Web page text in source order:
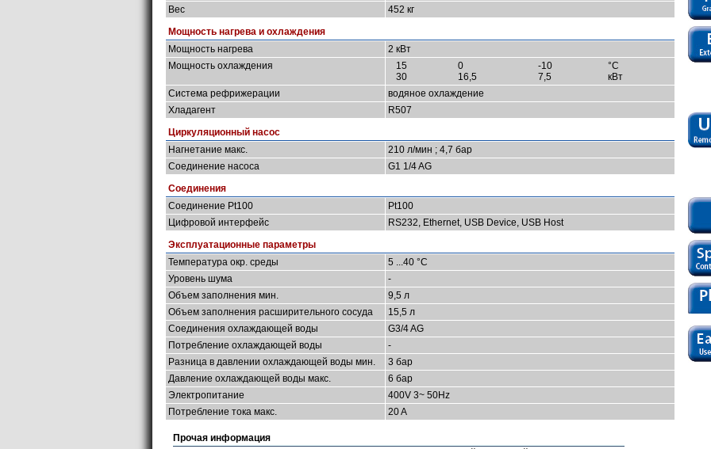
Вес
452 кг
Мощность нагрева и охлаждения
Мощность нагрева
2 кВт
Мощность охлаждения
15 0 -10
°C
30
16,5 7,5
кВт
Система рефрижерации
водяное охлаждение
Хладагент
R507
Циркуляционный насос
Нагнетание макс.
210 л/мин ; 4,7 бар
Соединение насоса
G1 1/4 AG
Соединения
Соединение Pt100
Pt100
Цифровой интерфейс
RS232, Ethernet, USB Device, USB Host
Эксплуатационные параметры
Температура окр. среды
5 ...40 °C
Уровень шума
-
Объем заполнения мин.
9,5 л
Объем заполнения расширительного сосуда
15,5 л
Соединения охлаждающей воды
G3/4 AG
Потребление охлаждающей воды
-
Разница в давлении охлаждающей воды мин.
3 бар
Давление охлаждающей воды макс.
6 бар
Электропитание
400V 3~ 50Hz
Потребление тока макс.
20 A
Прочая информация